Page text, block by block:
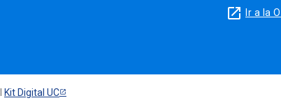
launch Ir a la
Kit Digital UC